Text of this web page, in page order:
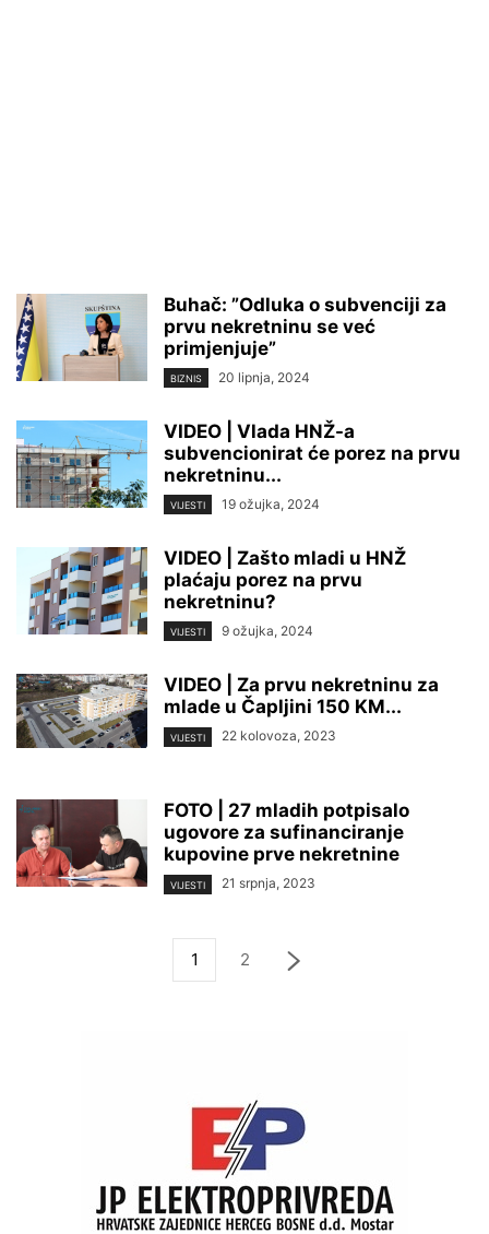
Buhač: ”Odluka o subvenciji za
prvu nekretninu se već
primjenjuje”
BIZNIS 20 lipnja, 2024
VIDEO | Vlada HNŽ-a
subvencionirat će porez na prvu
nekretninu...
VIJESTI 19 ožujka, 2024
VIDEO | Zašto mladi u HNŽ
plaćaju porez na prvu
nekretninu?
VIJESTI 9 ožujka, 2024
VIDEO | Za prvu nekretninu za
mlade u Čapljini 150 KM...
VIJESTI 22 kolovoza, 2023
FOTO | 27 mladih potpisalo
ugovore za sufinanciranje
kupovine prve nekretnine
VIJESTI 21 srpnja, 2023
1 2